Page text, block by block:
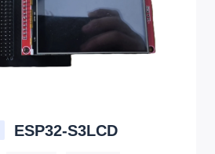
ESP32-S3LCD